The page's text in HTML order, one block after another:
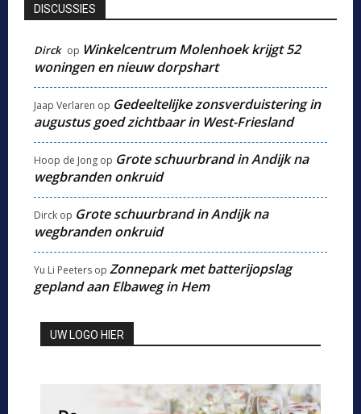
DISCUSSIES
Dirck op Winkelcentrum Molenhoek krijgt 52
woningen en nieuw dorpshart
Jaap Verlaren op Gedeeltelijke zonsverduistering in
augustus goed zichtbaar in West-Friesland
Hoop de Jong op Grote schuurbrand in Andijk na
wegbranden onkruid
Dirck op Grote schuurbrand in Andijk na
wegbranden onkruid
Yu Li Peeters op Zonnepark met batterijopslag
gepland aan Elbaweg in Hem
UW LOGO HIER